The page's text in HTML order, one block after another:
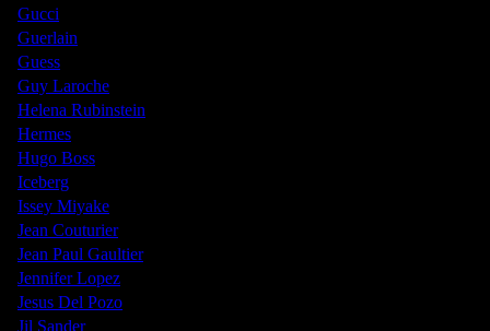
Gucci
Guerlain
Guess
Guy Laroche
Helena Rubinstein
Hermes
Hugo Boss
Iceberg
Issey Miyake
Jean Couturier
Jean Paul Gaultier
Jennifer Lopez
Jesus Del Pozo
Jil Sander